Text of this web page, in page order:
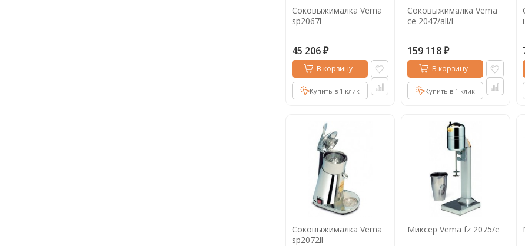
Соковыжималка Vema
sp2067l
45 206 ₽
В корзину
Купить в 1 клик
Соковыжималка Vema
ce 2047/all/l
159 118 ₽
В корзину
Купить в 1 клик
Соковыжималка Vema
sp2072ll
Миксер Vema fz 2075/e